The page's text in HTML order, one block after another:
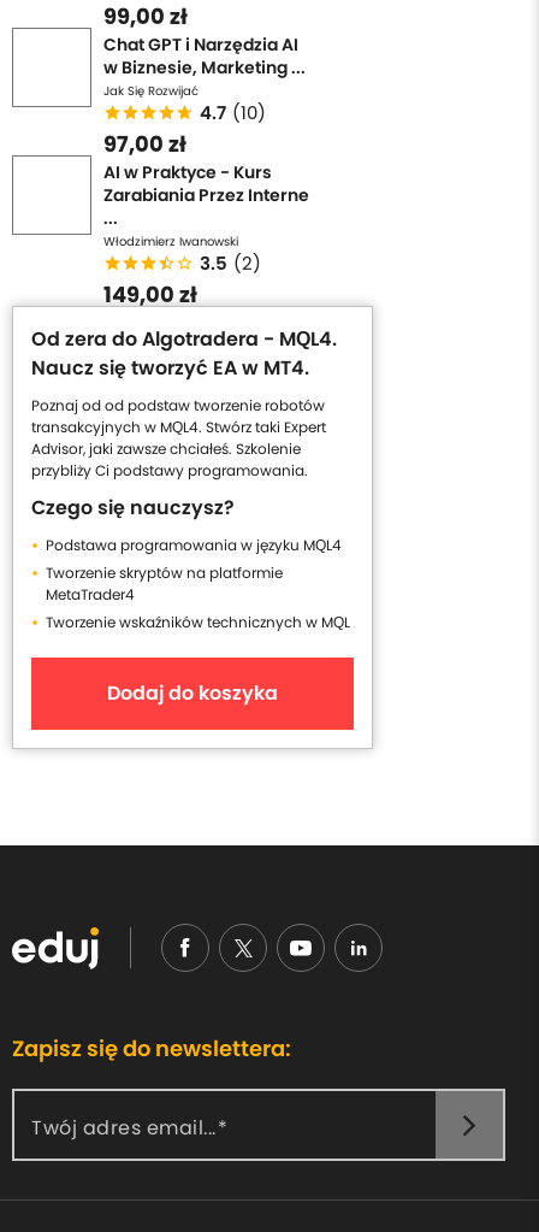
99,00 zł
Chat GPT i Narzędzia AI
w Biznesie, Marketing ...
Jak Się Rozwijać
4.7 (10)
97,00 zł
AI w Praktyce - Kurs
Zarabiania Przez Interne
...
Włodzimierz Iwanowski
3.5 (2)
149,00 zł
Od zera do Algotradera - MQL4.
Naucz się tworzyć EA w MT4.
Poznaj od od podstaw tworzenie robotów
transakcyjnych w MQL4. Stwórz taki Expert
Advisor, jaki zawsze chciałeś. Szkolenie
przybliży Ci podstawy programowania.
Czego się nauczysz?
Podstawa programowania w języku MQL4
Tworzenie skryptów na platformie
MetaTrader4
Tworzenie wskaźników technicznych w MQL
Dodaj do koszyka
Zapisz się do newslettera:
Twój adres email...